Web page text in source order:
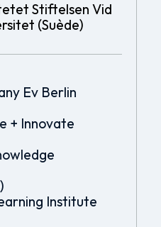
Stiftelsen Vid
(Suède)
Ev Berlin
+ Innovate
Institute